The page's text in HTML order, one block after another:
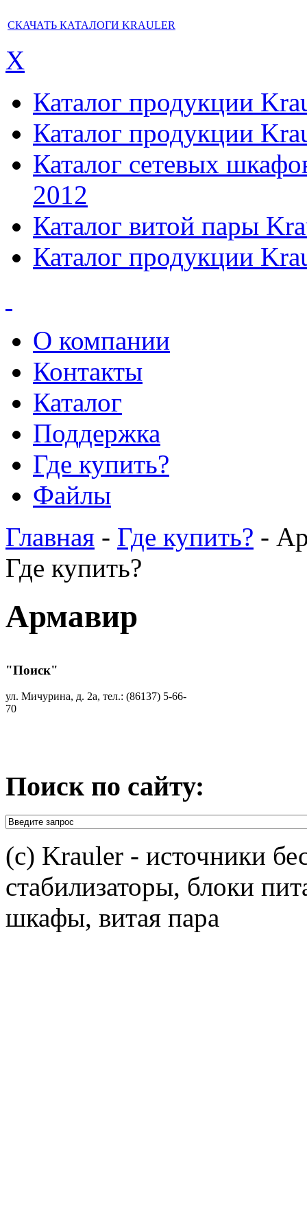
СКАЧАТЬ КАТАЛОГИ KRAULER
X
Каталог продукции
Каталог продукции
Каталог сетевых
2012
Каталог витой пары
Каталог продукции
О компании
Контакты
Каталог
Поддержка
Где купить?
Файлы
Главная - Где купить? -
Где купить?
Армавир
"Поиск"
ул. Мичурина, д. 2а, тел.: (86137) 5-66-
70
Поиск по сайту:
(c) Krauler - источники
стабилизаторы, блоки
шкафы, витая пара